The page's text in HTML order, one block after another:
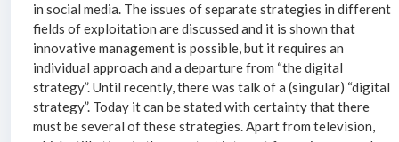
in social media. The issues of separate strategies in different
fields of exploitation are discussed and it is shown that
innovative management is possible, but it requires an
individual approach and a departure from “the digital
strategy”. Until recently, there was talk of a (singular) “digital
strategy”. Today it can be stated with certainty that there
must be several of these strategies. Apart from television,